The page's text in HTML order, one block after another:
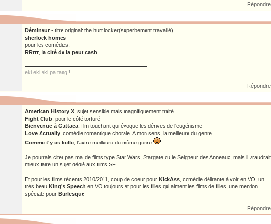
Répondre
Démineur - titre original: the hurt locker(superbement travaillé)
sherlock homes
pour les comédies,
RRrrr la cité de la peur cash
eki eki eki pa tang!!
Répondre
American History X , sujet sensible mais magnifiquement traité
Fight Club , pour le côté torturé
Bienvenue à Gattaca , film touchant qui évoque les dérives de l'eugénisme
Love Actually , comédie romantique chorale. A mon sens, la meilleure du genre.
Comme t'y es belle , l'autre meilleure du même genre
Je pourrais citer pas mal de films type Star Wars, Stargate ou le Seigneur des Anneaux, mais il vraudrait
mieux faire un sujet dédié aux films SF.
Et pour les films récents 2010/2011, coup de coeur pour KickAss , comédie délirante à voir en VO, un
très beau King's Speech en VO toujours et pour les filles qui aiment les films de filles, une mention
spéciale pour Burlesque
Répondre